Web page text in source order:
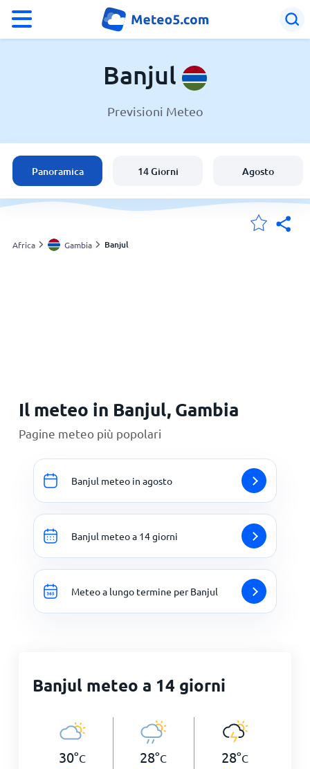
Gambia
Italia
Svizzera
Banjul
Previsioni Meteo
Panoramica 14 Giorni Agosto
Africa Gambia Banjul
Il meteo in Banjul, Gambia
Pagine meteo più popolari
Banjul meteo in agosto
Banjul meteo a 14 giorni
Meteo a lungo termine per Banjul
Banjul meteo a 14 giorni
30°C 28°C 28°C